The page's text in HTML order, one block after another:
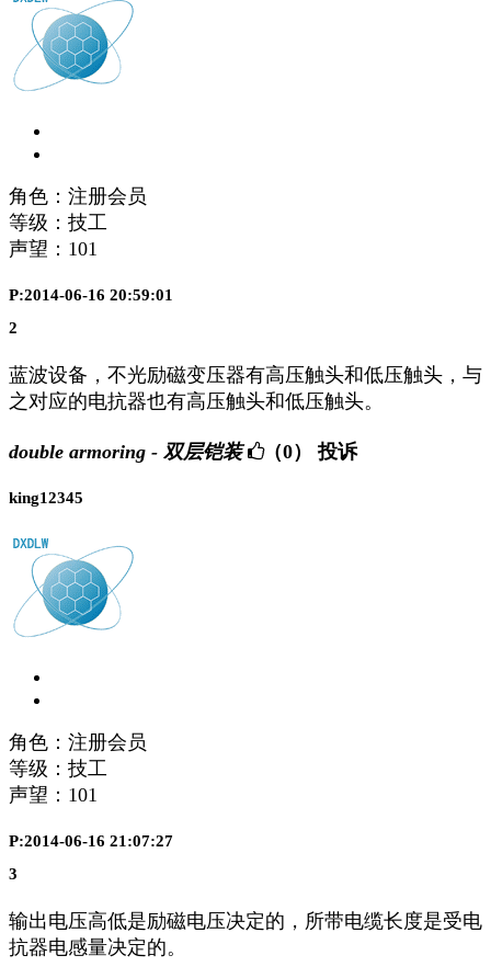
角色：注册会员
等级：技工
声望： 101
P:2014-06-16 20:59:01
2
蓝波设备，不光励磁变压器有高压触头和低压触头，与
之对应的电抗器也有高压触头和低压触头。
double armoring - 双层铠装 （0） 投诉
king12345
角色：注册会员
等级：技工
声望： 101
P:2014-06-16 21:07:27
3
输出电压高低是励磁电压决定的，所带电缆长度是受电
抗器电感量决定的。